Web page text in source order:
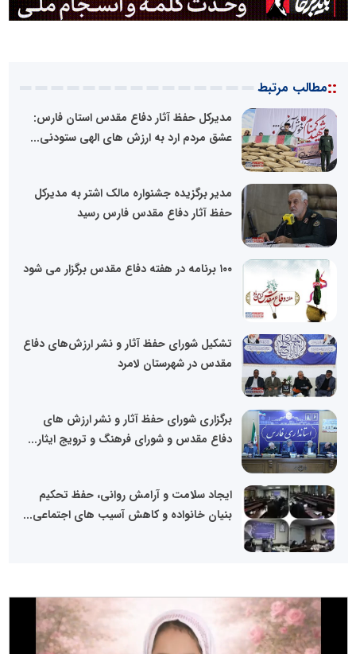
::مطالب مرتبط
مدیرکل حفظ آثار دفاع مقدس استان فارس:
عشق مردم ارد به ارزش های الهی‌ ستودنی...
مدیر برگزیده جشنواره مالک اشتر به مدیرکل
حفظ آثار دفاع مقدس فارس رسید
۱۰۰ برنامه در هفته دفاع مقدس برگزار می شود
تشکیل شورای حفظ آثار و نشر ارزش‌های دفاع
مقدس در شهرستان لامرد
برگزاری شورای حفظ آثار و نشر ارزش های
دفاع مقدس و شورای فرهنگ و ترویج ایثار...
ایجاد سلامت و آرامش روانی، حفظ تحکیم
بنیان خانواده و کاهش آسیب های اجتماعی...